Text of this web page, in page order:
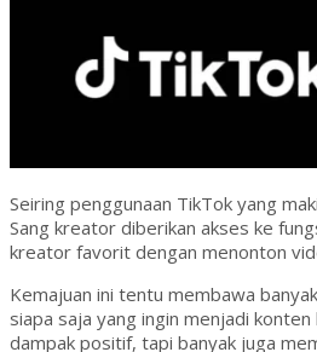
Seiring penggunaan TikTok yang
Sang kreator diberikan akses ke
kreator favorit dengan menonton
Kemajuan ini tentu membawa
siapa saja yang ingin menjadi
dampak positif, tapi banyak juga